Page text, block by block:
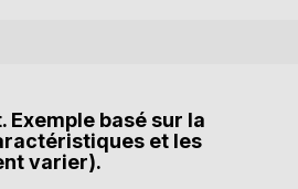
Exemple basé sur la
et les
varier).